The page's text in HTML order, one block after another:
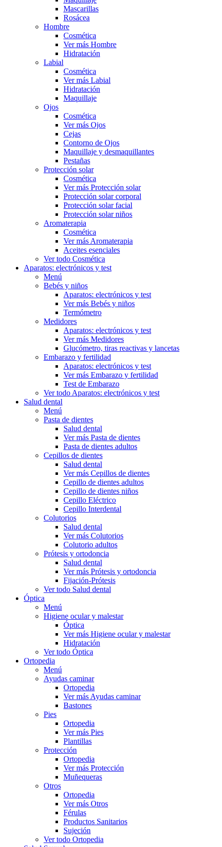
Mascarillas
Rosácea
Hombre
Cosmética
Ver más Hombre
Hidratación
Labial
Cosmética
Ver más Labial
Hidratación
Maquillaje
Ojos
Cosmética
Ver más Ojos
Cejas
Contorno de Ojos
Maquillaje y desmaquillantes
Pestañas
Protección solar
Cosmética
Ver más Protección solar
Protección solar corporal
Protección solar facial
Protección solar niños
Aromaterapia
Cosmética
Ver más Aromaterapia
Aceites esenciales
Ver todo Cosmética
Aparatos: electrónicos y test
Menú
Bebés y niños
Aparatos: electrónicos y test
Ver más Bebés y niños
Termómetro
Medidores
Aparatos: electrónicos y test
Ver más Medidores
Glucómetro, tiras reactivas y lancetas
Embarazo y fertilidad
Aparatos: electrónicos y test
Ver más Embarazo y fertilidad
Test de Embarazo
Ver todo Aparatos: electrónicos y test
Salud dental
Menú
Pasta de dientes
Salud dental
Ver más Pasta de dientes
Pasta de dientes adultos
Cepillos de dientes
Salud dental
Ver más Cepillos de dientes
Cepillo de dientes adultos
Cepillo de dientes niños
Cepillo Eléctrico
Cepillo Interdental
Colutorios
Salud dental
Ver más Colutorios
Colutorio adultos
Prótesis y ortodoncia
Salud dental
Ver más Prótesis y ortodoncia
Fijación-Prótesis
Ver todo Salud dental
Óptica
Menú
Higiene ocular y malestar
Óptica
Ver más Higiene ocular y malestar
Hidratación
Ver todo Óptica
Ortopedia
Menú
Ayudas caminar
Ortopedia
Ver más Ayudas caminar
Bastones
Pies
Ortopedia
Ver más Pies
Plantillas
Protección
Ortopedia
Ver más Protección
Muñequeras
Otros
Ortopedia
Ver más Otros
Férulas
Productos Sanitarios
Sujeción
Ver todo Ortopedia